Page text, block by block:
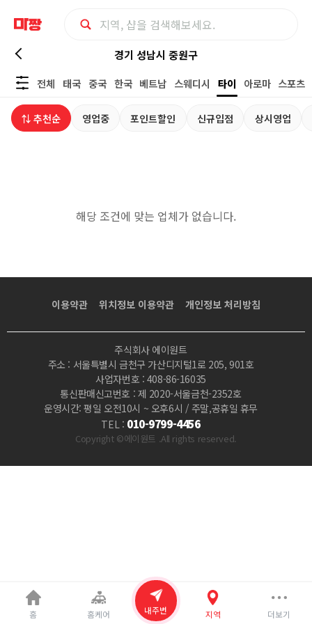
경
기
성
타
지
경기 성남시 중원구
전체
태국 중국 한국 베트남 스웨디시 타이 아로마 스포츠
⇅ 추천순 영업중 포인트할인 신규입점 상시영업
해당 조건에 맞는 업체가 없습니다.
이용약관 위치정보 이용약관 개인정보 처리방침
주식회사 에이원트
주소 : 서울특별시 금천구 가산디지털1로 205, 901호
사업자번호 : 408-86-16035
통신판매신고번호 : 제 2020-서울금천-2352호
운영시간: 평일 오전10시 ~ 오후6시 / 주말,공휴일 휴무
TEL : 010-9799-4456
Copyright ©에이원트 .All rights reserved.
홈 홈케어 내주변 지역 더보기